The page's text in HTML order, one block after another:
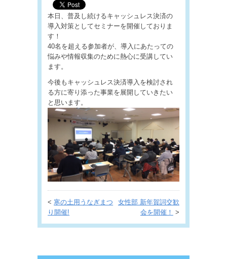
本日、普及し続けるキャッシュレス決済の
導入対策としてセミナーを開催しておりま
す！
40名を超える参加者が、導入にあたっての
悩みや情報収集のために熱心に受講してい
ます。
今後もキャッシュレス決済導入を検討され
る方に寄り添った事業を展開していきたい
と思います。
<寒の土用うなぎまつ
り開催!
女性部 新年賀詞交歓
会を開催！
>